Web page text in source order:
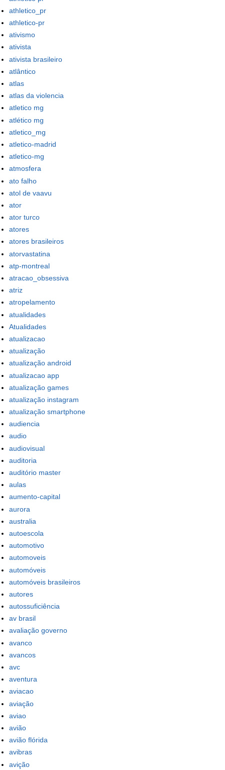
athletico_pr
athletico-pr
ativismo
ativista
ativista brasileiro
atlântico
atlas
atlas da violencia
atletico mg
atlético mg
atletico_mg
atletico-madrid
atletico-mg
atmosfera
ato falho
atol de vaavu
ator
ator turco
atores
atores brasileiros
atorvastatina
atp-montreal
atracao_obsessiva
atriz
atropelamento
atualidades
Atualidades
atualizacao
atualização
atualização android
atualizacao app
atualização games
atualização instagram
atualização smartphone
audiencia
audio
audiovisual
auditoria
auditório master
aulas
aumento-capital
aurora
australia
autoescola
automotivo
automoveis
automóveis
automóveis brasileiros
autores
autossuficiência
av brasil
avaliação governo
avanco
avancos
avc
aventura
aviacao
aviação
aviao
avião
avião flórida
avibras
avição